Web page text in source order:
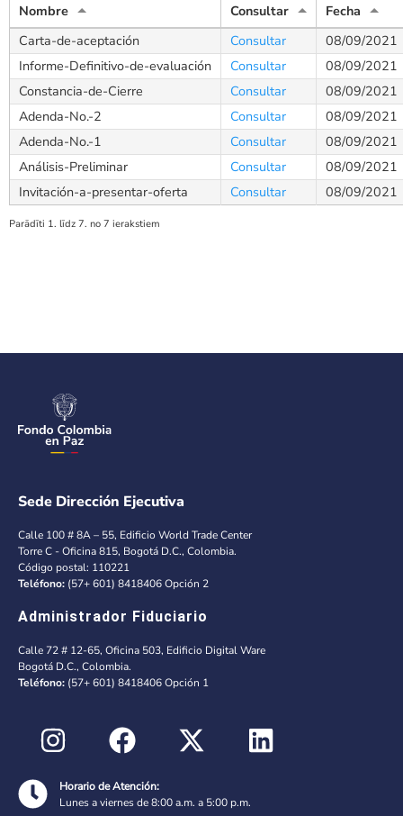
Nombre Consultar
Fecha
Carta-de-aceptación
Consultar
08/09/2021
Informe-Definitivo-de-evaluación
Consultar
08/09/2021
Constancia-de-Cierre
Consultar
08/09/2021
Adenda-No.-2
Consultar
08/09/2021
Adenda-No.-1
Consultar
08/09/2021
Análisis-Preliminar
Consultar
08/09/2021
Invitación-a-presentar-oferta
Consultar 08/09/2021
Parādīti 1. līdz 7. no 7 ierakstiem
Sede Dirección Ejecutiva
Calle 100 # 8A – 55, Edificio World Trade Center
Torre C - Oficina 815, Bogotá D.C., Colombia.
Código postal: 110221
Teléfono: (57+ 601) 8418406 Opción 2
Administrador Fiduciario
Calle 72 # 12-65, Oficina 503, Edificio Digital Ware
Bogotá D.C., Colombia.
Teléfono: (57+ 601) 8418406 Opción 1
Horario de Atención:
Lunes a viernes de 8:00 a.m. a 5:00 p.m.